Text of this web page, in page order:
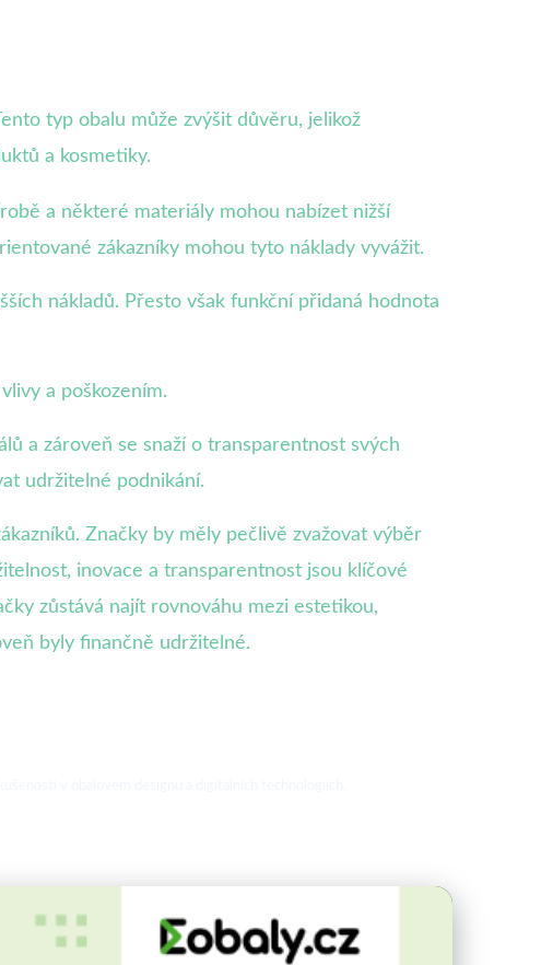
typ obalu může zvýšit důvěru, jelikož
a kosmetiky.
a některé materiály mohou nabízet nižší
zákazníky mohou tyto náklady vyvážit.
nákladů. Přesto však funkční přidaná hodnota
a poškozením.
a zároveň se snaží o transparentnost svých
udržitelné podnikání.
Značky by měly pečlivě zvažovat výběr
inovace a transparentnost jsou klíčové
zůstává najít rovnováhu mezi estetikou,
byly finančně udržitelné.